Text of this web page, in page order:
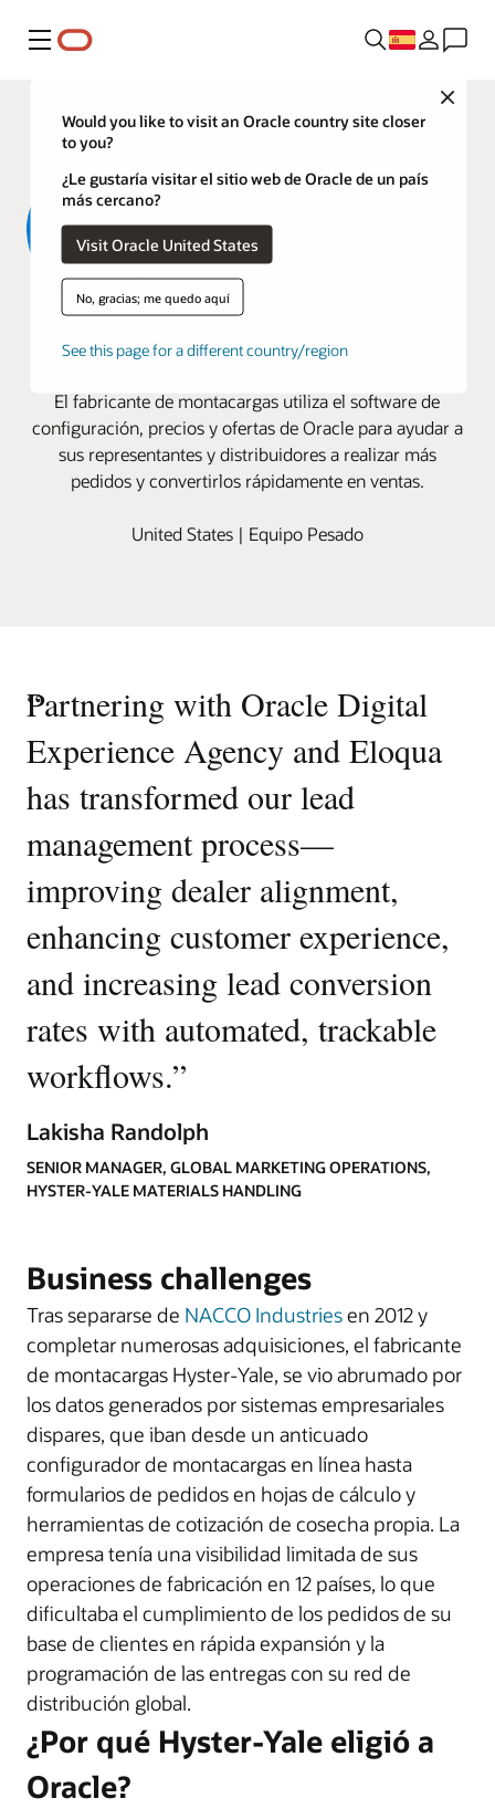
Menú
Close
Would you like to visit an Oracle country site closer
to you?
¿Le gustaría visitar el sitio web de Oracle de un país
más cercano?
Visit Oracle United States
No, gracias; me quedo aquí
See this page for a different country/region
Hyster-Yale aumenta las ventas
con Oracle Cloud
El fabricante de montacargas utiliza el software de
configuración, precios y ofertas de Oracle para ayudar a
sus representantes y distribuidores a realizar más
pedidos y convertirlos rápidamente en ventas.
United States | Equipo Pesado
“
Partnering with Oracle Digital
Experience Agency and Eloqua
has transformed our lead
management process—
improving dealer alignment,
enhancing customer experience,
and increasing lead conversion
rates with automated, trackable
workflows.”
Lakisha Randolph
SENIOR MANAGER, GLOBAL MARKETING OPERATIONS,
HYSTER-YALE MATERIALS HANDLING
Business challenges
Tras separarse de NACCO Industriesen 2012 y
completar numerosas adquisiciones, el fabricante
de montacargas Hyster-Yale, se vio abrumado por
los datos generados por sistemas empresariales
dispares, que iban desde un anticuado
configurador de montacargas en línea hasta
formularios de pedidos en hojas de cálculo y
herramientas de cotización de cosecha propia. La
empresa tenía una visibilidad limitada de sus
operaciones de fabricación en 12 países, lo que
dificultaba el cumplimiento de los pedidos de su
base de clientes en rápida expansión y la
programación de las entregas con su red de
distribución global.
¿Por qué Hyster-Yale eligió a
Oracle?